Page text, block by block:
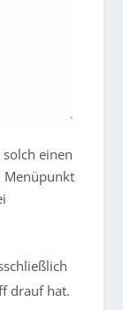
einen
Menüpunkt
drauf hat.